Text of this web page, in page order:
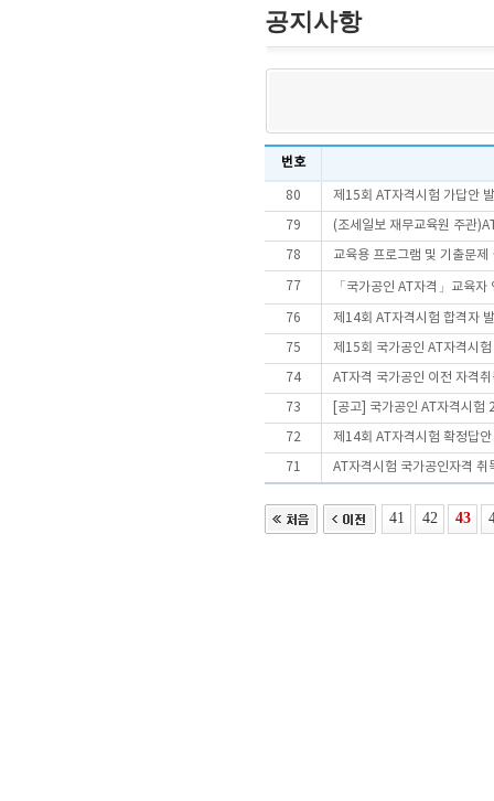
공지사항
번호
80 제15회 AT자격시험 가답안
79 (조세일보 재무교육원 주관
78 교육용 프로그램 및 기출문제
77 「국가공인 AT자격」교육자
76 제14회 AT자격시험 합격자
75 제15회 국가공인 AT자격시
74 AT자격 국가공인 이전 자격
73 [공고] 국가공인 AT자격시
72 제14회 AT자격시험 확정답
71 AT자격시험 국가공인자격 취
41 42 43